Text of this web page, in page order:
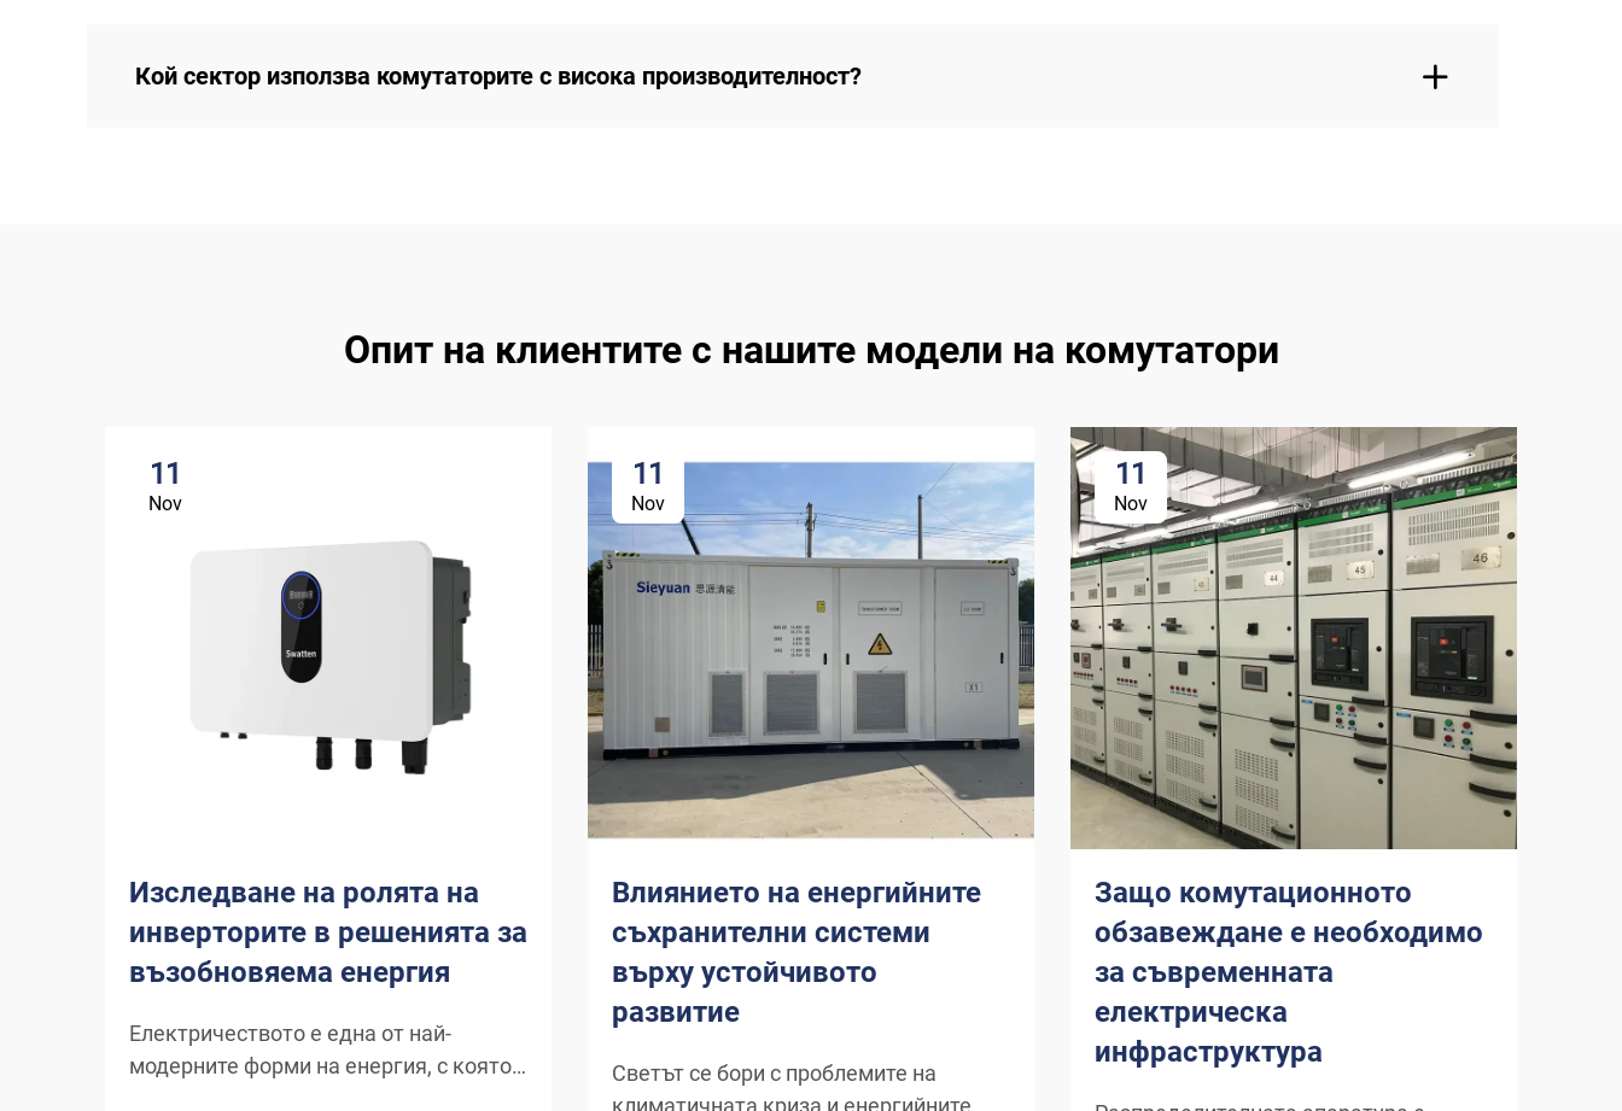
Кой сектор използва комутаторите с висока производителност?
Опит на клиентите с нашите модели на комутатори
11
Nov
Изследване на ролята на
инверторите в решенията за
възобновяема енергия
Електричеството е една от най-
модерните форми на енергия, с която
11
Nov
Влиянието на енергийните
съхранителни системи
върху устойчивото
развитие
Светът се бори с проблемите на
климатичната криза и енергийните
11
Nov
Защо комутационното
обзавеждане е необходимо
за съвременната
електрическа
инфраструктура